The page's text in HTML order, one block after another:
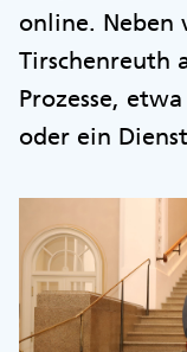
online. Neben
Tirschenreuth
Prozesse,
oder ein